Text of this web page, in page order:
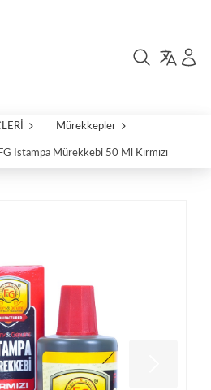
Mürekkepler
FG Istampa Mürekkebi 50 Ml Kırmızı